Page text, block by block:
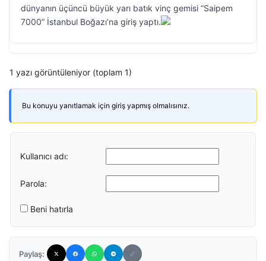
dünyanın üçüncü büyük yarı batık vinç gemisi “Saipem
7000” İstanbul Boğazı’na giriş yaptı.
1 yazı görüntüleniyor (toplam 1)
Bu konuyu yanıtlamak için giriş yapmış olmalısınız.
Kullanıcı adı:
Parola:
Beni hatırla
Paylaş: